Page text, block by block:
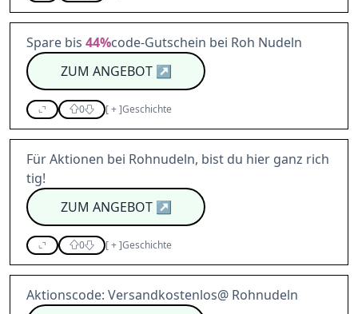
Spare bis 44%code-Gutschein bei Roh Nudeln
ZUM ANGEBOT↗
0 [+]Geschichte
Für Aktionen bei Rohnudeln, bist du hier ganz rich
tig!
ZUM ANGEBOT↗
0 [+]Geschichte
Aktionscode: Versandkostenlos@ Rohnudeln